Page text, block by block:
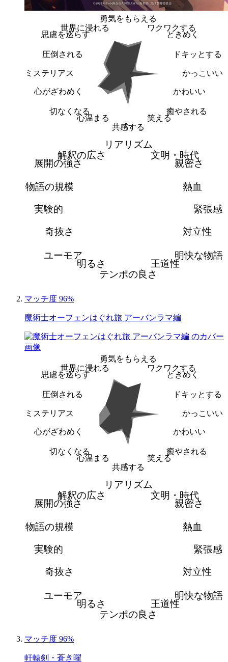
勇気をもらえる
ワクワクする
ときめく
ドキッとする
かっこいい
かわいい
癒やされる
笑える
共感する
心温まる
切なくなる
心がざわめく
ミステリアス
圧倒される
思慮を巡らす
世界に浸れる
リアリズム
文明・時代
親密さ
熱血
緊張感
対立性
明快な物語
王道性
テンポの良さ
明るさ
ユーモア
奇抜さ
実験的
物語の規模
展開の強さ
解釈の広さ
マッチ度 96%
魔術士オーフェンはぐれ旅 アーバンラマ編
勇気をもらえる
ワクワクする
ときめく
ドキッとする
かっこいい
かわいい
癒やされる
笑える
共感する
心温まる
切なくなる
心がざわめく
ミステリアス
圧倒される
思慮を巡らす
世界に浸れる
リアリズム
文明・時代
親密さ
熱血
緊張感
対立性
明快な物語
王道性
テンポの良さ
明るさ
ユーモア
奇抜さ
実験的
物語の規模
展開の強さ
解釈の広さ
マッチ度 96%
軒轅剣・蒼き曜